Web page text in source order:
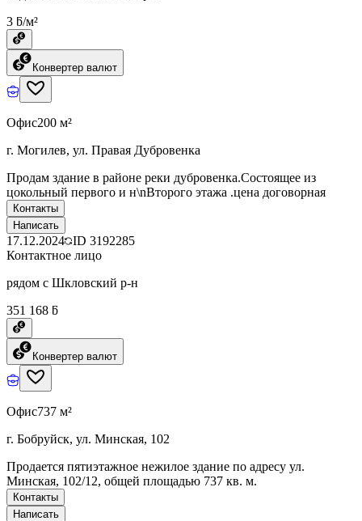
3 ƃ/м²
Конвертер валют
Офис200 м²
г. Могилев, ул. Правая Дубровенка
Продам здание в районе реки дубровенка.Состоящее из
цокольный первого и н\nВторого этажа .цена договорная
Контакты
Написать
17.12.2024 ID 3192285
Контактное лицо
рядом с Шкловский р-н
351 168 ƃ
Конвертер валют
Офис737 м²
г. Бобруйск, ул. Минская, 102
Продается пятиэтажное нежилое здание по адресу ул.
Минская, 102/12, общей площадью 737 кв. м.
Контакты
Написать